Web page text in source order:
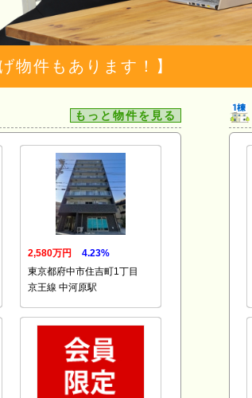
物件もあります！】
もっと物件を見る
2,580万円
4.23%
東京都府中市住吉町1丁目
京王線 中河原駅